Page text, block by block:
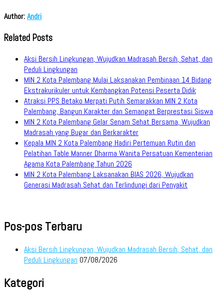
Author:Andri
Related Posts
Aksi Bersih Lingkungan, Wujudkan Madrasah Bersih, Sehat, dan
Peduli Lingkungan
MIN 2 Kota Palembang Mulai Laksanakan Pembinaan 14 Bidang
Ekstrakurikuler untuk Kembangkan Potensi Peserta Didik
Atraksi PPS Betako Merpati Putih Semarakkan MIN 2 Kota
Palembang, Bangun Karakter dan Semangat Berprestasi Siswa
MIN 2 Kota Palembang Gelar Senam Sehat Bersama, Wujudkan
Madrasah yang Bugar dan Berkarakter
Kepala MIN 2 Kota Palembang Hadiri Pertemuan Rutin dan
Pelatihan Table Manner Dharma Wanita Persatuan Kementerian
Agama Kota Palembang Tahun 2026
MIN 2 Kota Palembang Laksanakan BIAS 2026, Wujudkan
Generasi Madrasah Sehat dan Terlindungi dari Penyakit
Pos-pos Terbaru
Aksi Bersih Lingkungan, Wujudkan Madrasah Bersih, Sehat, dan
Peduli Lingkungan 07/08/2026
Kategori